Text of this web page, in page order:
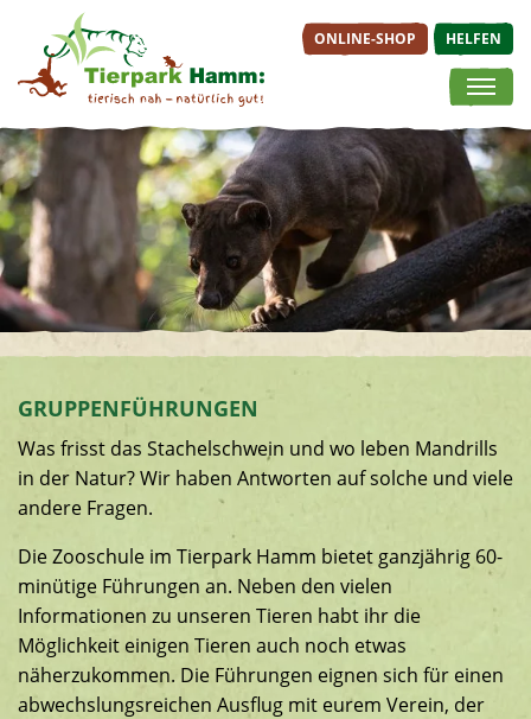
Springe direkt zu:
Hauptmenü
Inhalt
ONLINE-SHOP HELFEN
ONLINE-SHOP
Tageskarten
Jahreskarten
Angebote der
Zooschule
Veranstaltungen
TIERE &
ERLEBNISWELTEN
Tierische Bewohner
Afrikaanlage
Afrikavoliere
Erdmännchenanlage
Fabeltier-
Inselwelten
Kinderbauernhof &
Streichelgehege
Südamerikaanlage
BESUCH
PLANEN
Anfahrt
Lageplan
GRUPPENFÜHRUNGEN
Was frisst das Stachelschwein und wo leben Mandrills
in der Natur? Wir haben Antworten auf solche und viele
andere Fragen.
Die Zooschule im Tierpark Hamm bietet ganzjährig 60-
minütige Führungen an. Neben den vielen
Informationen zu unseren Tieren habt ihr die
Möglichkeit einigen Tieren auch noch etwas
näherzukommen. Die Führungen eignen sich für einen
abwechslungsreichen Ausflug mit eurem Verein, der